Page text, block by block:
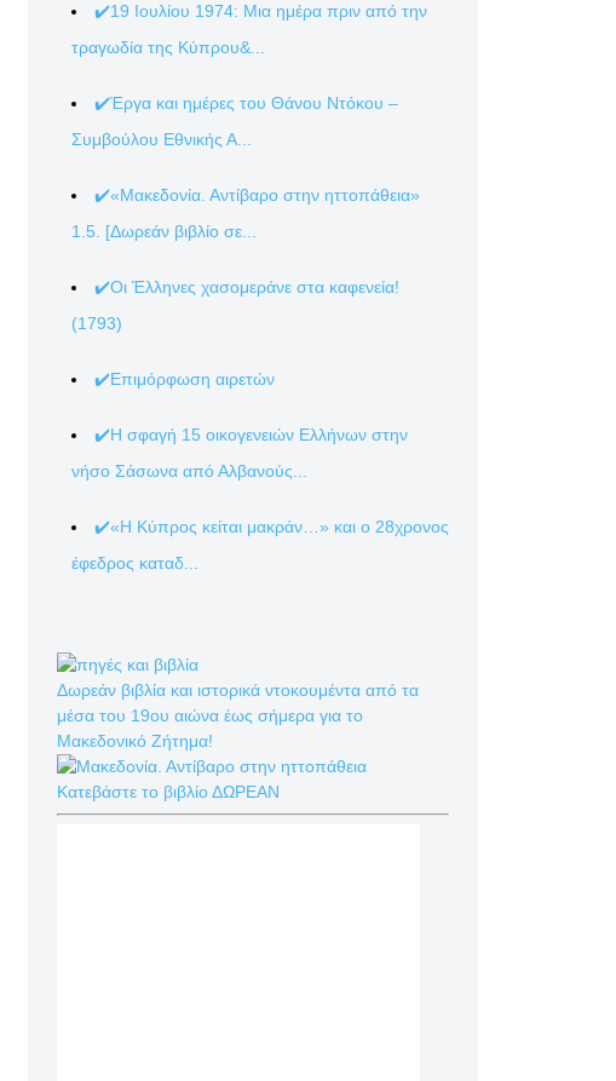
✔️19 Ιουλίου 1974: Μια ημέρα πριν από την
τραγωδία της Κύπρου&...
✔️Έργα και ημέρες του Θάνου Ντόκου –
Συμβούλου Εθνικής Α...
✔️«Μακεδονία. Αντίβαρο στην ηττοπάθεια»
1.5. [Δωρεάν βιβλίο σε...
✔️Οι Έλληνες χασομεράνε στα καφενεία!
(1793)
✔️Επιμόρφωση αιρετών
✔️Η σφαγή 15 οικογενειών Ελλήνων στην
νήσο Σάσωνα από Αλβανούς...
✔️«Η Κύπρος κείται μακράν…» και ο 28χρονος
έφεδρος καταδ...
Δωρεάν βιβλία και ιστορικά ντοκουμέντα από τα
μέσα του 19ου αιώνα έως σήμερα για το
Μακεδονικό Ζήτημα!
Κατεβάστε το βιβλίο ΔΩΡΕΑΝ